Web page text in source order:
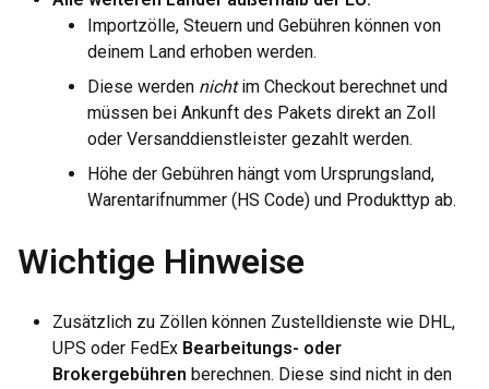
Importzölle, Steuern und Gebühren können von
deinem Land erhoben werden.
Diese werden nichtim Checkout berechnet und
müssen bei Ankunft des Pakets direkt an Zoll
oder Versanddienstleister gezahlt werden.
Höhe der Gebühren hängt vom Ursprungsland,
Warentarifnummer (HS Code) und Produkttyp ab.
Wichtige Hinweise
Zusätzlich zu Zöllen können Zustelldienste wie DHL,
UPS oder FedEx Bearbeitungs- oder
Brokergebühren berechnen. Diese sind nicht in den